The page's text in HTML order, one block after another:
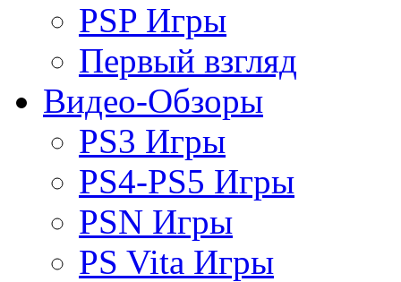
PSP Игры
Первый взгляд
Видео-Обзоры
PS3 Игры
PS4-PS5 Игры
PSN Игры
PS Vita Игры